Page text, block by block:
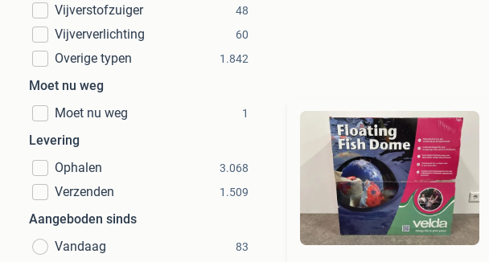
Vijverstofzuiger 48
Vijververlichting 60
Overige typen 1.842
Moet nu weg
Moet nu weg
1
Levering
Ophalen
3.068
Verzenden 1.509
Aangeboden sinds
Vandaag
83